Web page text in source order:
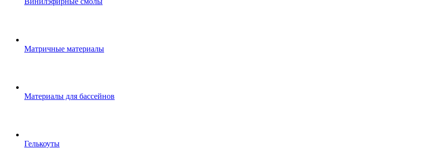
Матричные материалы
Материалы для бассейнов
Гелькоуты